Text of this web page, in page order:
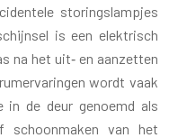
storingslampjes
is een elektrisch
na het uit‑ en aanzetten
wordt vaak
in de deur genoemd als
schoonmaken van het